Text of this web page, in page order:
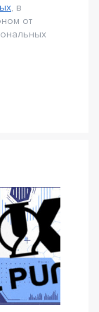
, в
от